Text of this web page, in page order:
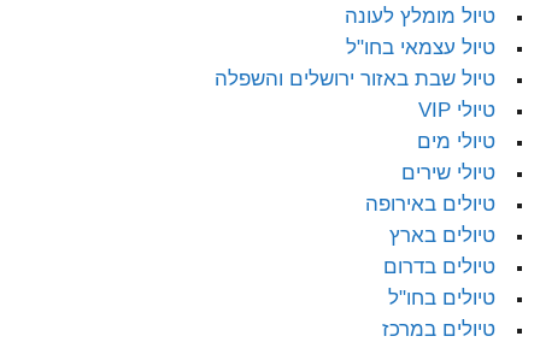
טיול מומלץ לעונה
טיול עצמאי בחו"ל
טיול שבת באזור ירושלים והשפלה
טיולי VIP
טיולי מים
טיולי שירים
טיולים באירופה
טיולים בארץ
טיולים בדרום
טיולים בחו"ל
טיולים במרכז